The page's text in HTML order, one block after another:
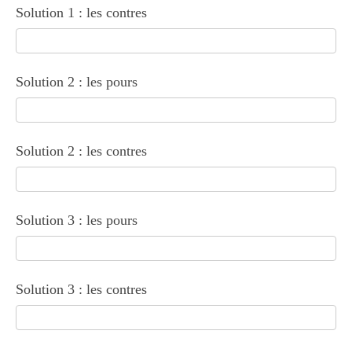
Solution 1 : les contres
Solution 2 : les pours
Solution 2 : les contres
Solution 3 : les pours
Solution 3 : les contres